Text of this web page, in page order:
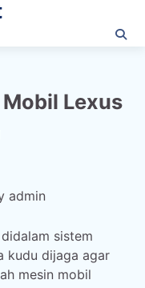
Lexus
admin
sistem
kudu dijaga agar
mesin mobil